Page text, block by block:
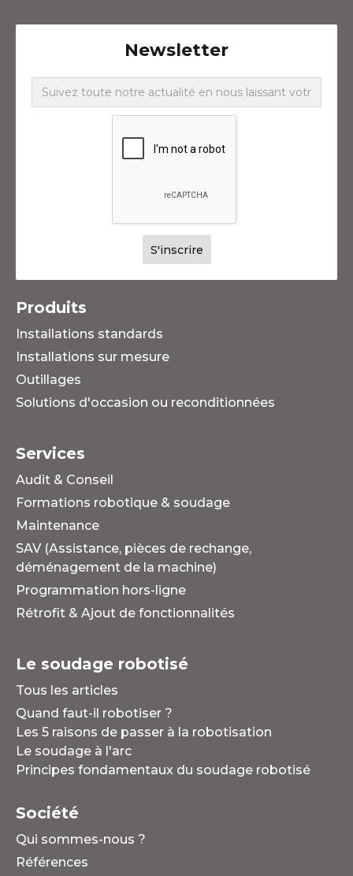
Newsletter
Produits
Installations standards
Installations sur mesure
Outillages
Solutions d'occasion ou reconditionnées
Services
Audit & Conseil
Formations robotique & soudage
Maintenance
SAV (Assistance, pièces de rechange,
déménagement de la machine)
Programmation hors-ligne
Rétrofit & Ajout de fonctionnalités
Le soudage robotisé
Tous les articles
Quand faut-il robotiser ?
Les 5 raisons de passer à la robotisation
Le soudage à l'arc
Principes fondamentaux du soudage robotisé
Société
Qui sommes-nous ?
Références